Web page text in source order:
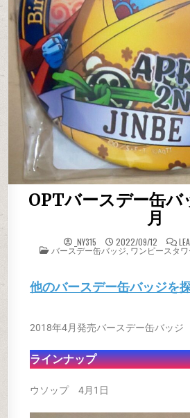
OPTバースデー缶バ
月
_NY315 2022/09/12
POSTED IN
バースデー缶バッジ ワンピースタ
他のバースデー缶バッジを
2018年4月発売バースデー缶バッジ
ラインナップ
ウソップ 4月1日